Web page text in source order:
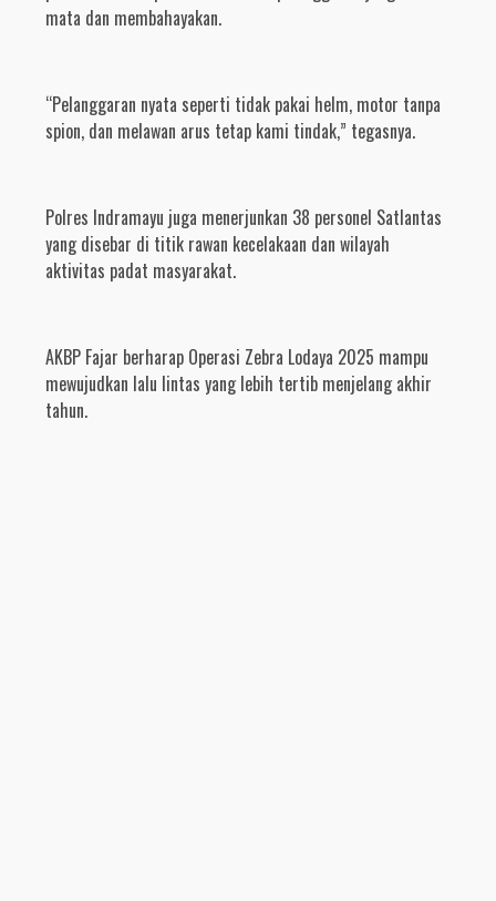
mata dan membahayakan.
“Pelanggaran nyata seperti tidak pakai helm, motor tanpa
spion, dan melawan arus tetap kami tindak,” tegasnya.
Polres Indramayu juga menerjunkan 38 personel Satlantas
yang disebar di titik rawan kecelakaan dan wilayah
aktivitas padat masyarakat.
AKBP Fajar berharap Operasi Zebra Lodaya 2025 mampu
mewujudkan lalu lintas yang lebih tertib menjelang akhir
tahun.